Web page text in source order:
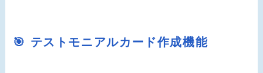
🎯 テストモニアルカード作成機能